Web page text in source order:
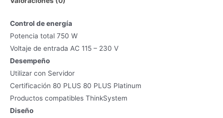
Control de energía
Potencia total 750 W
Voltaje de entrada AC 115 – 230 V
Desempeño
Utilizar con Servidor
Certificación 80 PLUS 80 PLUS Platinum
Productos compatibles ThinkSystem
Diseño